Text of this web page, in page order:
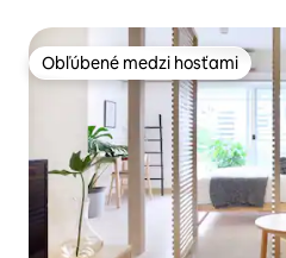
Obľúbené medzi hosťami
Obľúbené medzi hosťami